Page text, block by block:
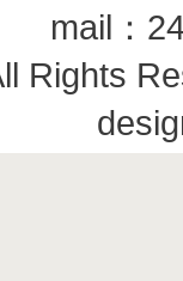
mail：
Rights